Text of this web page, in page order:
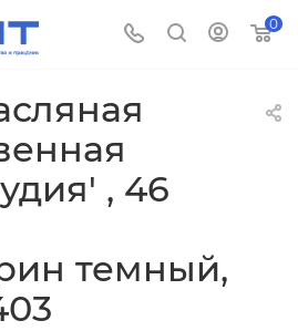
0
, 46
темный,